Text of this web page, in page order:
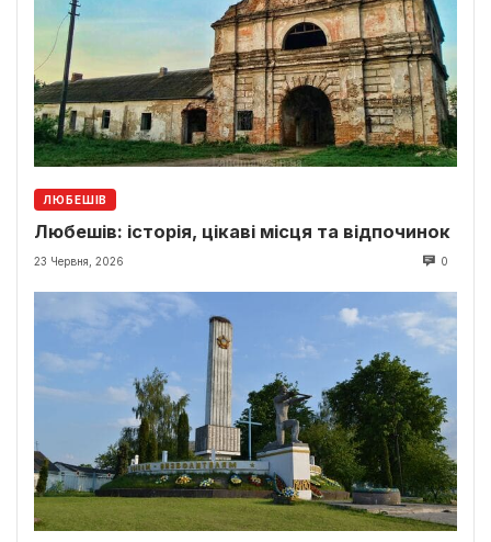
ЛЮБЕШІВ
Любешів: історія, цікаві місця та відпочинок
23 Червня, 2026 0